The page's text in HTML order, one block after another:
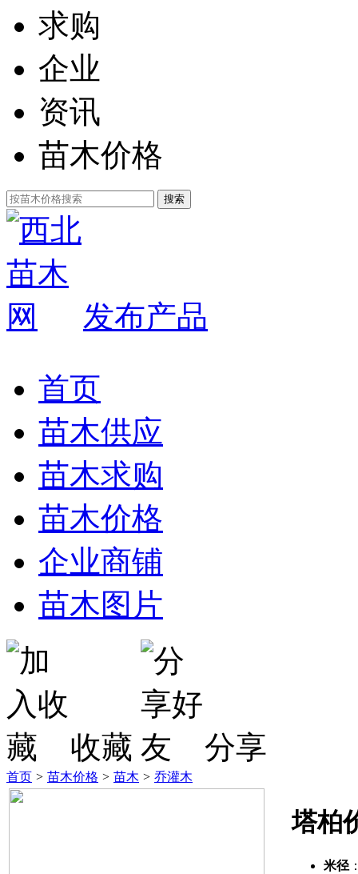
求购
企业
资讯
苗木价格
发布产品
首页
苗木供应
苗木求购
苗木价格
企业商铺
苗木图片
收藏 分享
首页 > 苗木价格 > 苗木 > 乔灌木
塔柏
米径